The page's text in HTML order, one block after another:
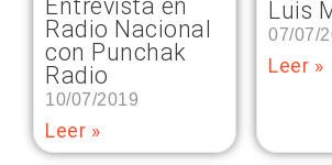
Entrevista en
Radio Nacional
con Punchak
Radio
10/07/2019
Leer »
Luis
07/07/
Leer »